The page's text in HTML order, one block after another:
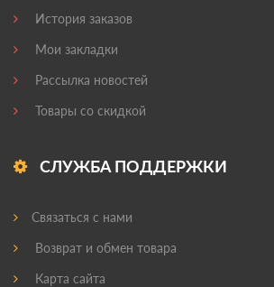
История заказов
Мои закладки
Рассылка новостей
Товары со скидкой
СЛУЖБА ПОДДЕРЖКИ
Связаться с нами
Возврат и обмен товара
Карта сайта